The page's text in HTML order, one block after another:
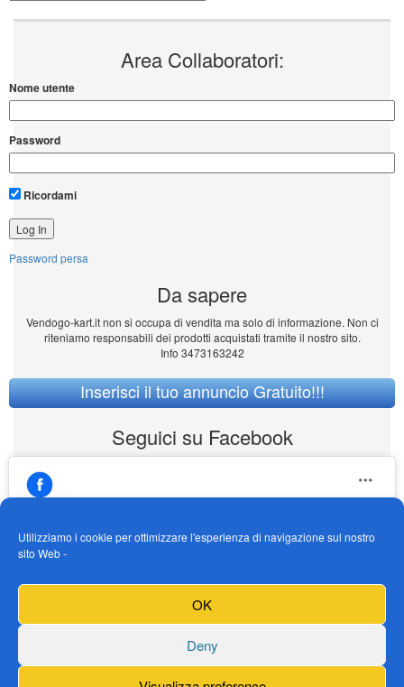
Utilizziamo i cookie per ottimizzare l'esperienza di navigazione sul nostro
sito Web -
OK
Deny
Area Collaboratori:
Nome utente
Password
Ricordami
Password persa
Da sapere
Vendogo-kart.it non si occupa di vendita ma solo di informazione. Non ci
riteniamo responsabili dei prodotti acquistati tramite il nostro sito.
Info 3473163242
Inserisci il tuo annuncio Gratuito!!!
Seguici su Facebook
https://www.facebook.com/Vendogokartit/
Fai clic per accettare i cookie marketing e
abilitare questo contenuto